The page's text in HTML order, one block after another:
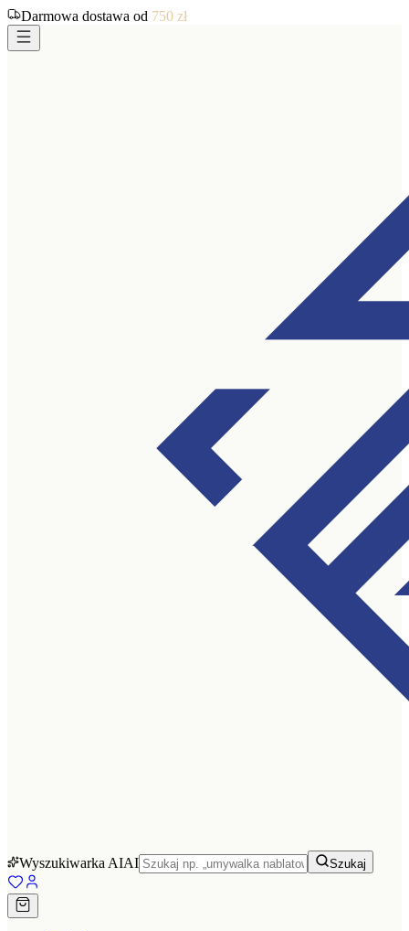
Darmowa dostawa od 750 zł
Wyszukiwarka AIAI Szukaj